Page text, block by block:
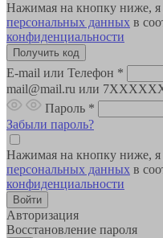
Нажимая на кнопку ниже,
персональных данных в
конфиденциальности
E-mail или Телефон *
mail@mail.ru или
Пароль *
Забыли пароль?
Нажимая на кнопку ниже,
персональных данных в
конфиденциальности
Авторизация
Восстановление пароля